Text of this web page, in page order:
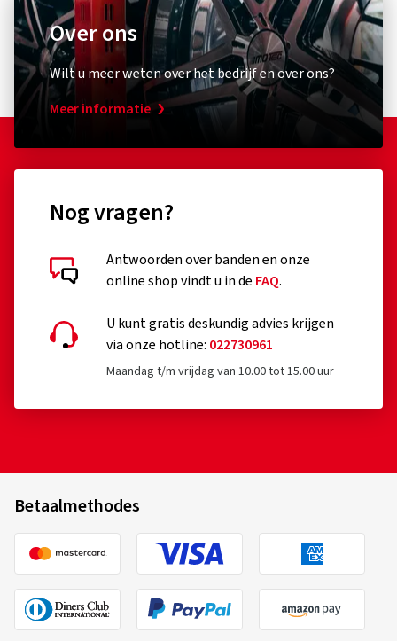
Over ons
Wilt u meer weten over het bedrijf en over ons?
Meer informatie
Nog vragen?
Antwoorden over banden en onze
online shop vindt u in de FAQ.
U kunt gratis deskundig advies krijgen
via onze hotline: 022730961
Maandag t/m vrijdag van 10.00 tot 15.00 uur
Betaalmethodes